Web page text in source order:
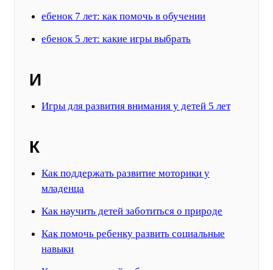
ебенок 7 лет: как помочь в обучении
ебенок 5 лет: какие игры выбрать
И
Игры для развития внимания у детей 5 лет
К
Как поддержать развитие моторики у
младенца
Как научить детей заботиться о природе
Как помочь ребенку развить социальные
навыки